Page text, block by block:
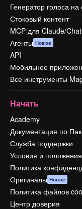
Генератор голоса
Стоковый контент
MCP для Claude/
Агенты Новое
API
Мобильное
Все инструменты
Начать
Academy
Документация по
Служба поддержки
Условия и положения
Политика
Оригиналы Новое
Политика файлов
Центр доверия